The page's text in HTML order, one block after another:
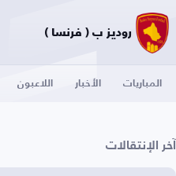
روديز ب ( فرنسا )
المباريات الأخبار اللاعبون
آخر الإنتقالات